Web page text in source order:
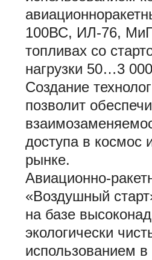
100ВС, ИЛ-76,
топливах со
нагрузки 50…3
Создание
позволит
доступа в космос
рынке.
Авиационно-
«Воздушный
на базе
экологически
использованием